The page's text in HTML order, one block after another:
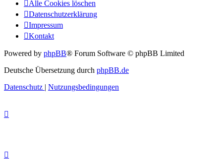
Alle Cookies löschen
Datenschutzerklärung
Impressum
Kontakt
Powered by phpBB® Forum Software © phpBB Limited
Deutsche Übersetzung durch phpBB.de
Datenschutz | Nutzungsbedingungen